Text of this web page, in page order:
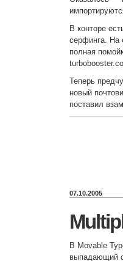
В конторе
серфинга. На
полная
Теперь
новый
поставил
07.10.2005
В Movable
выпадающий